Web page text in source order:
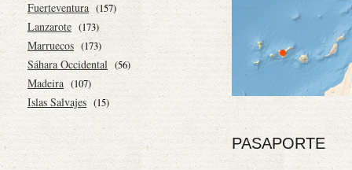
Fuerteventura (157)
Lanzarote (173)
Marruecos (173)
Sáhara Occidental (56)
Madeira (107)
Islas Salvajes (15)
PASAPORTE